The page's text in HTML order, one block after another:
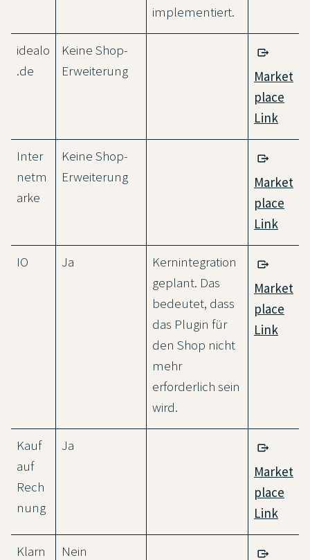
implementiert.
idealo
.de
Keine Shop-
Erweiterung
Market
place
Link
Inter
netm
arke
Keine Shop-
Erweiterung
Market
place
Link
IO Ja
Kernintegration
geplant. Das
bedeutet, dass
das Plugin für
den Shop nicht
mehr
erforderlich sein
wird.
Market
place
Link
Kauf
auf
Rech
nung
Ja
Market
place
Link
Klarn
Nein